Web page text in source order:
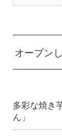
オープン
多彩な焼き
ん」